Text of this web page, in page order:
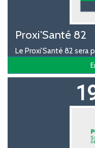
Proxi'Santé 82
Le Proxi'Santé 82 sera